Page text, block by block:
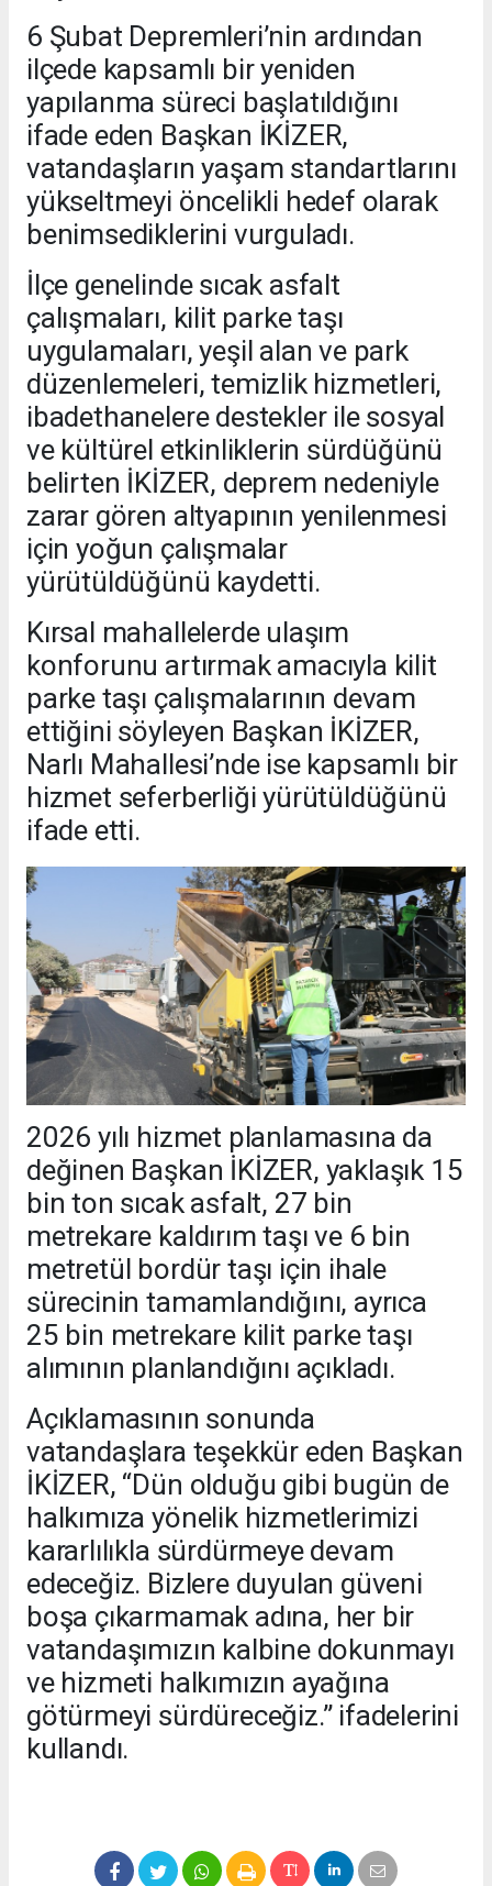
6 Şubat Depremleri’nin ardından
ilçede kapsamlı bir yeniden
yapılanma süreci başlatıldığını
ifade eden Başkan İKİZER,
vatandaşların yaşam standartlarını
yükseltmeyi öncelikli hedef olarak
benimsediklerini vurguladı.
İlçe genelinde sıcak asfalt
çalışmaları, kilit parke taşı
uygulamaları, yeşil alan ve park
düzenlemeleri, temizlik hizmetleri,
ibadethanelere destekler ile sosyal
ve kültürel etkinliklerin sürdüğünü
belirten İKİZER, deprem nedeniyle
zarar gören altyapının yenilenmesi
için yoğun çalışmalar
yürütüldüğünü kaydetti.
Kırsal mahallelerde ulaşım
konforunu artırmak amacıyla kilit
parke taşı çalışmalarının devam
ettiğini söyleyen Başkan İKİZER,
Narlı Mahallesi’nde ise kapsamlı bir
hizmet seferberliği yürütüldüğünü
ifade etti.
2026 yılı hizmet planlamasına da
değinen Başkan İKİZER, yaklaşık 15
bin ton sıcak asfalt, 27 bin
metrekare kaldırım taşı ve 6 bin
metretül bordür taşı için ihale
sürecinin tamamlandığını, ayrıca
25 bin metrekare kilit parke taşı
alımının planlandığını açıkladı.
Açıklamasının sonunda
vatandaşlara teşekkür eden Başkan
İKİZER, “Dün olduğu gibi bugün de
halkımıza yönelik hizmetlerimizi
kararlılıkla sürdürmeye devam
edeceğiz. Bizlere duyulan güveni
boşa çıkarmamak adına, her bir
vatandaşımızın kalbine dokunmayı
ve hizmeti halkımızın ayağına
götürmeyi sürdüreceğiz.” ifadelerini
kullandı.